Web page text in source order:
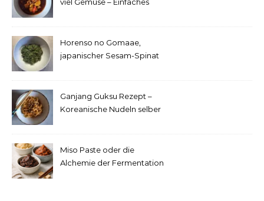
Horenso no Gomaae,
japanischer Sesam-Spinat
Ganjang Guksu Rezept –
Koreanische Nudeln selber
Miso Paste oder die
Alchemie der Fermentation